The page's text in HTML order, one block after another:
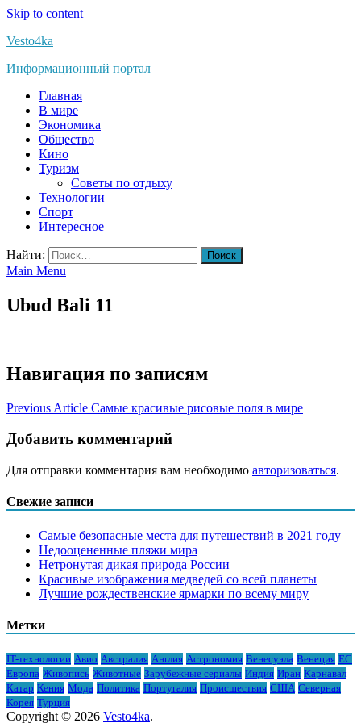
Skip to content
Vesto4ka
Информационный портал
Главная
В мире
Экономика
Общество
Кино
Туризм
Советы по отдыху
Технологии
Спорт
Интересное
Найти:
Main Menu
Ubud Bali 11
Навигация по записям
Previous Article Самые красивые рисовые поля в мире
Добавить комментарий
Для отправки комментария вам необходимо авторизоваться.
Свежие записи
Самые безопасные места для путешествий в 2021 году
Недооцененные пляжи мира
Нетронутая дикая природа России
Красивые изображения медведей со всей планеты
Лучшие рождественские ярмарки по всему миру
Метки
IT-технологии Авио Австралия Англия Астрономия Венесуэла Венеция ЕС
Европа Живопись Животные Зарубежные сериалы Индия Иран Карнавал
Катар Кения Мода Политика Португалия Происшествия США Северная
Корея Турция
Copyright © 2026 Vesto4ka.